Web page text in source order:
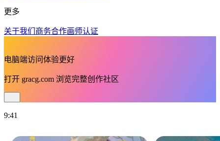
更多
关于我们 商务合作画师认证
电脑端访问体验更好
打开 gracg.com 浏览完整创作社区
9:41